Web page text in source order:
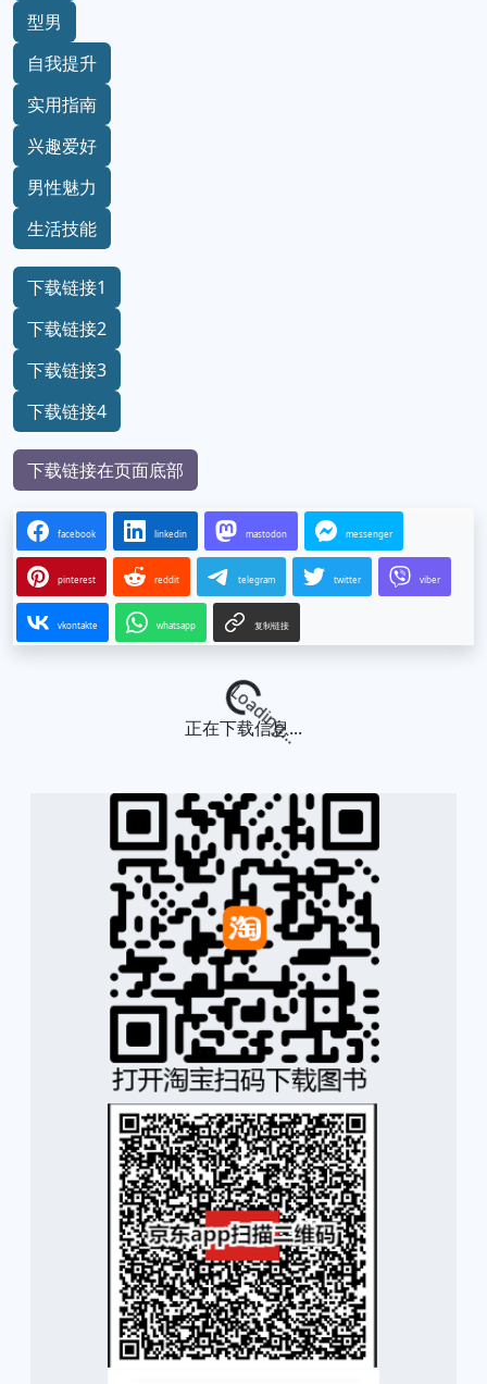
型男
自我提升
实用指南
兴趣爱好
男性魅力
生活技能
下载链接1
下载链接2
下载链接3
下载链接4
下载链接在页面底部
facebook linkedin mastodon messenger
pinterest reddit telegram twitter viber
vkontakte whatsapp 复制链接
Loading...
正在下载信息...